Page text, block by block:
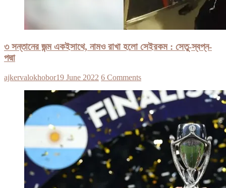
৩ সন্তানের জন্ম একইসাথে, নামও রাখা হলো সেইরকম : সেতু-স্বপ্ন-
পদ্মা
ajkervalokhobor19 June 2022 6 Comments